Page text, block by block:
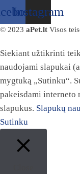
Instagram
© 2023 aPet.lt Visos
Siekiant užtikrinti
naudojami slapukai
mygtuką „Sutinku“.
pakeisdami interneto
slapukus. Slapukų
Sutinku